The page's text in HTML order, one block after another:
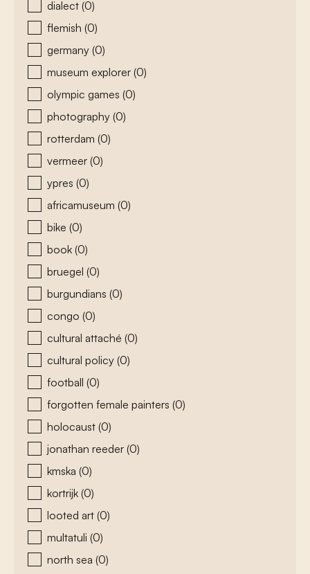
dialect (0)
flemish (0)
germany (0)
museum explorer (0)
olympic games (0)
photography (0)
rotterdam (0)
vermeer (0)
ypres (0)
africamuseum (0)
bike (0)
book (0)
bruegel (0)
burgundians (0)
congo (0)
cultural attaché (0)
cultural policy (0)
football (0)
forgotten female painters (0)
holocaust (0)
jonathan reeder (0)
kmska (0)
kortrijk (0)
looted art (0)
multatuli (0)
north sea (0)